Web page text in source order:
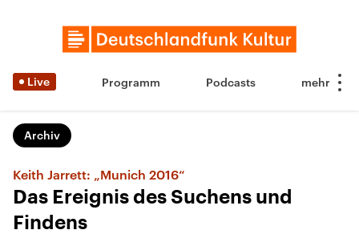
Live Programm Podcasts
Archiv
Keith Jarrett: „Munich 2016“
Das Ereignis des Suchens und
Findens